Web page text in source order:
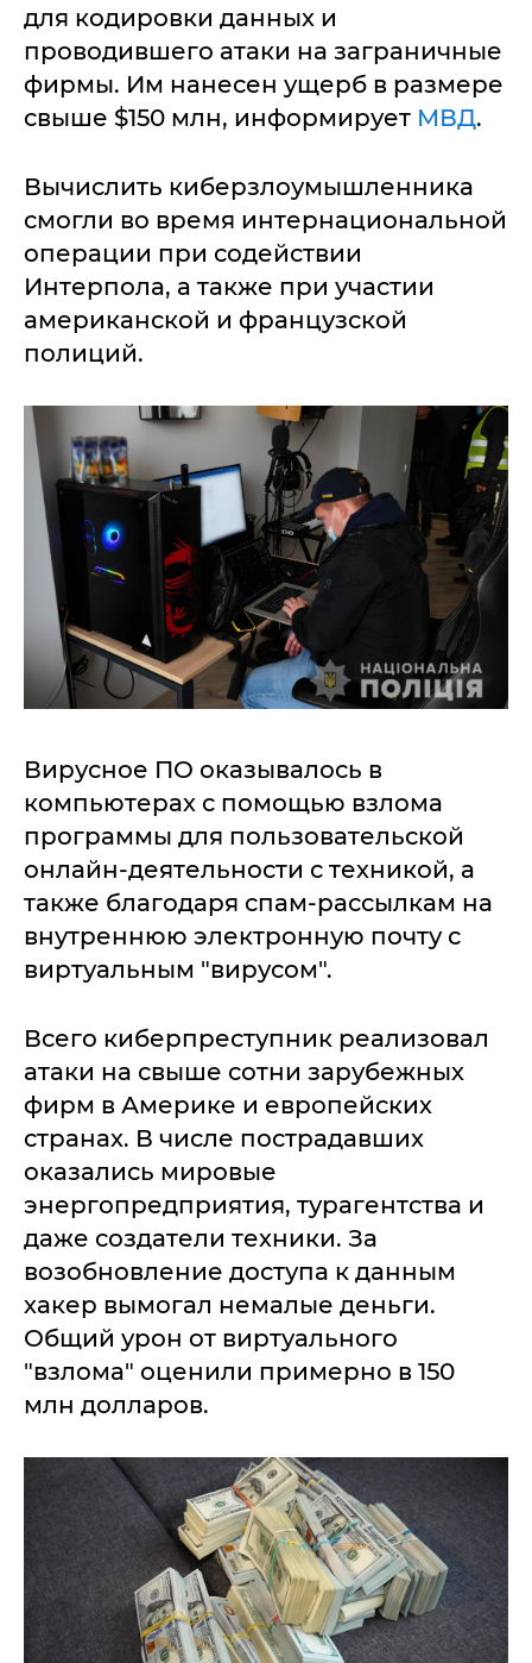
для кодировки данных и
проводившего атаки на заграничные
фирмы. Им нанесен ущерб в размере
свыше $150 млн, информирует МВД.
Вычислить киберзлоумышленника
смогли во время интернациональной
операции при содействии
Интерпола, а также при участии
американской и французской
полиций.
Вирусное ПО оказывалось в
компьютерах с помощью взлома
программы для пользовательской
онлайн-деятельности с техникой, а
также благодаря спам-рассылкам на
внутреннюю электронную почту с
виртуальным "вирусом".
Всего киберпреступник реализовал
атаки на свыше сотни зарубежных
фирм в Америке и европейских
странах. В числе пострадавших
оказались мировые
энергопредприятия, турагентства и
даже создатели техники. За
возобновление доступа к данным
хакер вымогал немалые деньги.
Общий урон от виртуального
"взлома" оценили примерно в 150
млн долларов.